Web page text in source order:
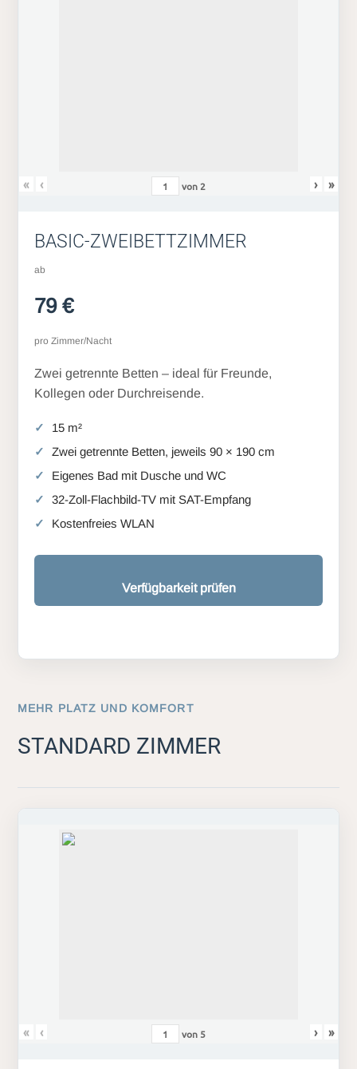
« ‹ von 2 › »
BASIC-ZWEIBETTZIMMER
ab
79 €
pro Zimmer/Nacht
Zwei getrennte Betten – ideal für Freunde,
Kollegen oder Durchreisende.
15 m²
Zwei getrennte Betten, jeweils 90 × 190 cm
Eigenes Bad mit Dusche und WC
32-Zoll-Flachbild-TV mit SAT-Empfang
Kostenfreies WLAN
Verfügbarkeit prüfen
MEHR PLATZ UND KOMFORT
STANDARD ZIMMER
« ‹ von 5 › »